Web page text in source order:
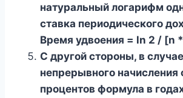
натуральный логарифм
ставка периодического
Время удвоения = ln 2 / [n
С другой стороны, в случае
непрерывного
процентов формула в